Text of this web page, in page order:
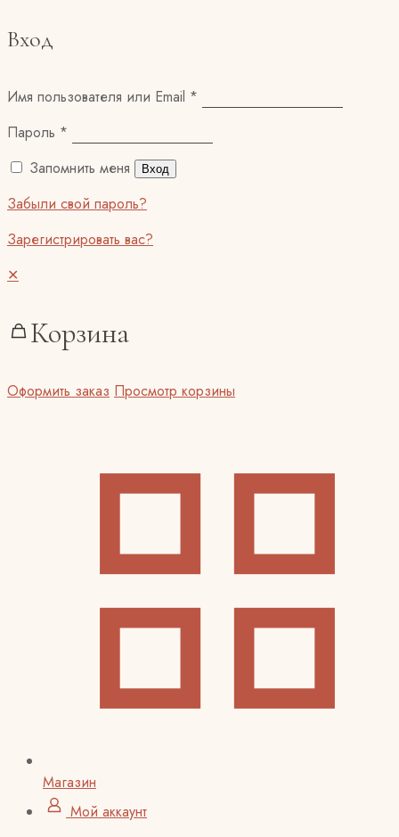
Вход
Имя пользователя или Email *
Пароль *
Запомнить меня
Вход
Забыли свой пароль?
Зарегистрировать вас?
✕
Корзина
Оформить заказ Просмотр корзины
Магазин
Мой аккаунт